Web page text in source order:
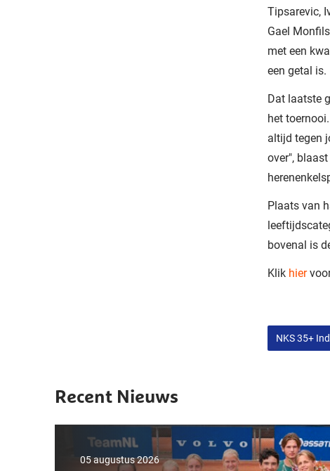
Tipsarevic,
Gael
met een
een getal is.
Dat laatste
het
altijd tegen
over",
Plaats van
bovenal is
Klik hier
NKS 35+
Recent Nieuws
05 augustus 2026